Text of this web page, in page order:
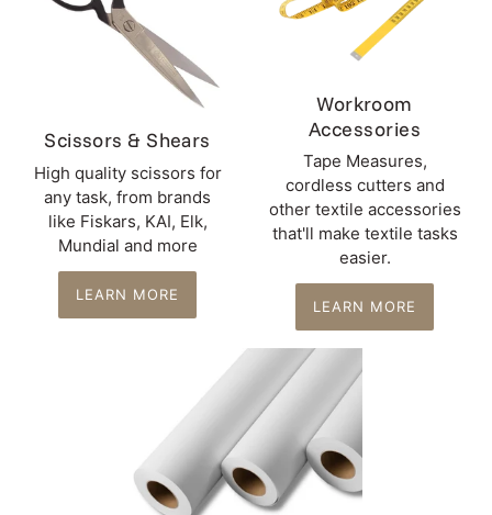
Scissors & Shears
High quality scissors for
any task, from brands
like Fiskars, KAI, Elk,
Mundial and more
LEARN MORE
Workroom
Accessories
Tape Measures,
cordless cutters and
other textile accessories
that'll make textile tasks
easier.
LEARN MORE